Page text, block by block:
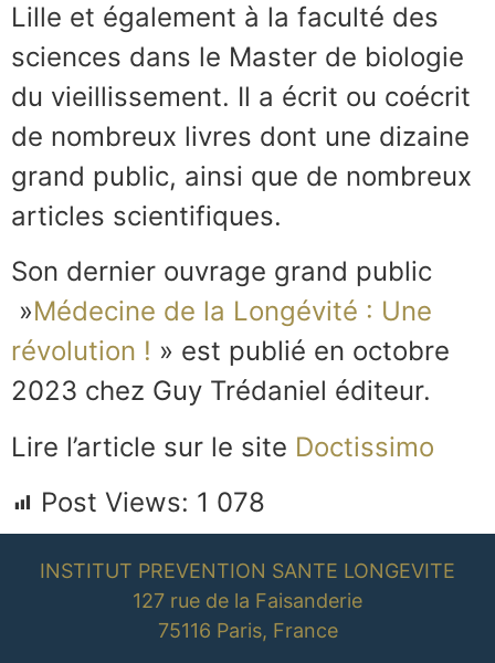
Lille et également à la faculté des
sciences dans le Master de biologie
du vieillissement. Il a écrit ou coécrit
de nombreux livres dont une dizaine
grand public, ainsi que de nombreux
articles scientifiques.
Son dernier ouvrage grand public
»Médecine de la Longévité : Une
révolution ! » est publié en octobre
2023 chez Guy Trédaniel éditeur.
Lire l’article sur le site Doctissimo
Post Views: 1 078
INSTITUT PREVENTION SANTE LONGEVITE
127 rue de la Faisanderie
75116 Paris, France